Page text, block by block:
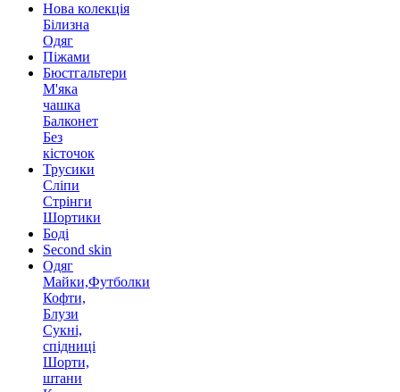
Нова колекція
Білизна
Одяг
Піжами
Бюстгальтери
М'яка
чашка
Балконет
Без
кісточок
Трусики
Сліпи
Стрінги
Шортики
Боді
Second skin
Одяг
Майки,Футболки
Кофти,
Блузи
Сукні,
спідниці
Шорти,
штани